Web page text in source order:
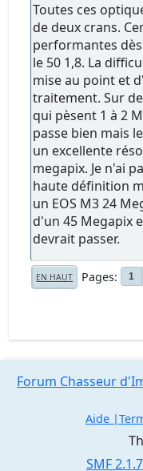
Toutes ces
de deux crans.
performantes
le 50 1,8. La
mise au point et
traitement. Sur
qui pèsent 1 à 2
passe bien mais
un excellente
megapix. Je n'ai
haute définition
un EOS M3 24
d'un 45 Megapix
devrait passer.
EN HAUT Pages 1
SMF
Forum Chasseur
Aide